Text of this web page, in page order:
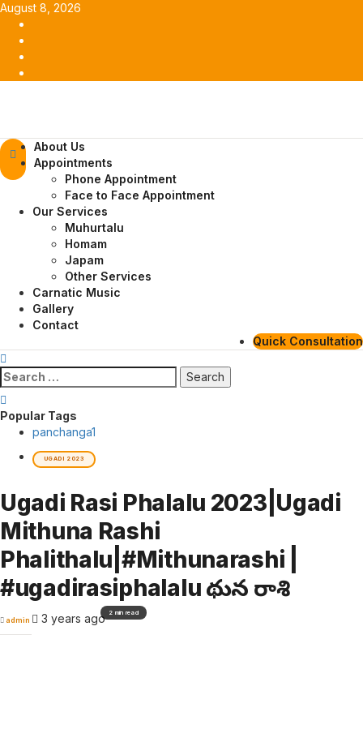
Skip
content
August 8, 2026
Primary
Menu
About Us
Appointments
Phone Appointment
Face to Face Appointment
Our Services
Muhurtalu
Homam
Japam
Other Services
Carnatic Music
Gallery
Contact
Quick Consultation
Search
for:
Popular Tags
panchanga1
UGADI 2023
Ugadi Rasi Phalalu 2023|Ugadi
Mithuna Rashi
Phalithalu|#Mithunarashi |
#ugadirasiphalalu మిథున రాశి
admin 3 years ago2 min read